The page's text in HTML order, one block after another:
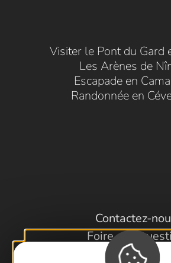
Visiter le Pont du Gard
Les Arènes de
Escapade en
Randonnée en
Contactez-
Foire aux
Brochures